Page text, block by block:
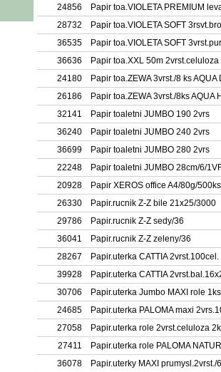
24856
Papir toa.VIOLETA PREMIUM
28732
Papir toa.VIOLETA SOFT
36535
Papir toa.VIOLETA SOFT
36636
Papir toa.XXL 50m 2vrst.celuloza
24180
Papir toa.ZEWA 3vrst./8 ks AQUA
26186
Papir toa.ZEWA 3vrst./8ks AQUA
32141
Papir toaletni JUMBO 190 2vrs
36240
Papir toaletni JUMBO 240 2vrs
36699
Papir toaletni JUMBO 280 2vrs
22248
Papir toaletni JUMBO 28cm/6/
20928
Papir XEROS office A4/80g/
26330
Papir.rucnik Z-Z bile 21x25/3000
29786
Papir.rucnik Z-Z sedy/36
36041
Papir.rucnik Z-Z zeleny/36
28267
Papir.uterka CATTIA 2vrst.100cel.
39928
Papir.uterka CATTIA
30706
Papir.uterka Jumbo MAXI role 1ks
24685
Papir.uterka PALOMA maxi
27058
Papir.uterka role 2vrst.celuloza 2k
27411
Papir.uterka role PALOMA
36078
Papir.uterky MAXI prumysl.2vrst./6